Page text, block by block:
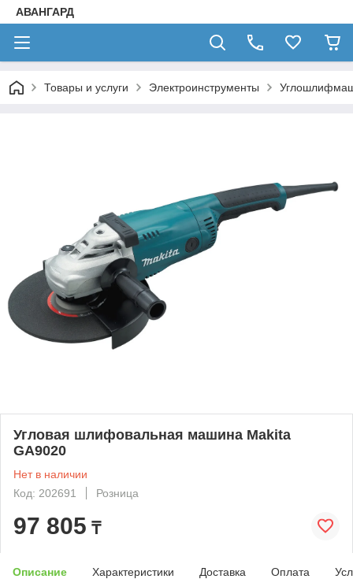
АВАНГАРД
Товары и услуги Электроинструменты
Угловая шлифовальная машина Makita
GA9020
Нет в наличии
Код: 202691
Розница
97 805 ₸
Описание Характеристики Доставка Оплата